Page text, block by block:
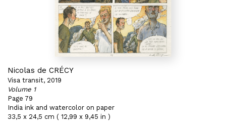
Nicolas de CRÉCY
Visa transit, 2019
Volume 1
Page 79
India ink and watercolor on paper
33,5 x 24,5 cm ( 12,99 x 9,45 in )